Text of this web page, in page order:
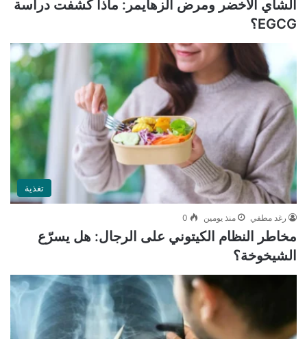
الشاي الأخضر ومرض ألزهايمر: ماذا كشفت دراسة
EGCG؟
تغذية
رغد مطفي منذ يومين 0
مخاطر النظام الكيتوني على الرجال: هل يسرّع
الشيخوخة؟